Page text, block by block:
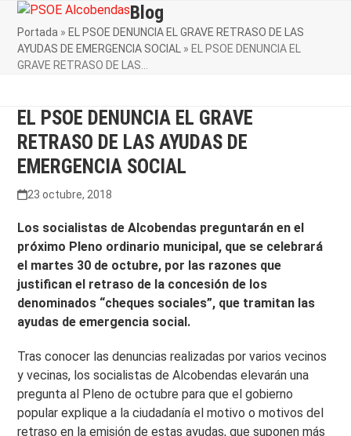
Skip
content
Open
mobile
menu
Close
mobile
menu
Blog
Portada » EL PSOE DENUNCIA EL GRAVE RETRASO DE LAS
AYUDAS DE EMERGENCIA SOCIAL
» EL PSOE DENUNCIA EL
GRAVE RETRASO DE LAS…
EL PSOE DENUNCIA EL GRAVE
RETRASO DE LAS AYUDAS DE
EMERGENCIA SOCIAL
23 octubre, 2018
Los socialistas de Alcobendas preguntarán en el
próximo Pleno ordinario municipal, que se celebrará
el martes 30 de octubre, por las razones que
justifican el retraso de la concesión de los
denominados “cheques sociales”, que tramitan las
ayudas de emergencia social.
Tras conocer las denuncias realizadas por varios vecinos
y vecinas, los socialistas de Alcobendas elevarán una
pregunta al Pleno de octubre para que el gobierno
popular explique a la ciudadanía el motivo o motivos del
retraso en la emisión de estas ayudas, que suponen más